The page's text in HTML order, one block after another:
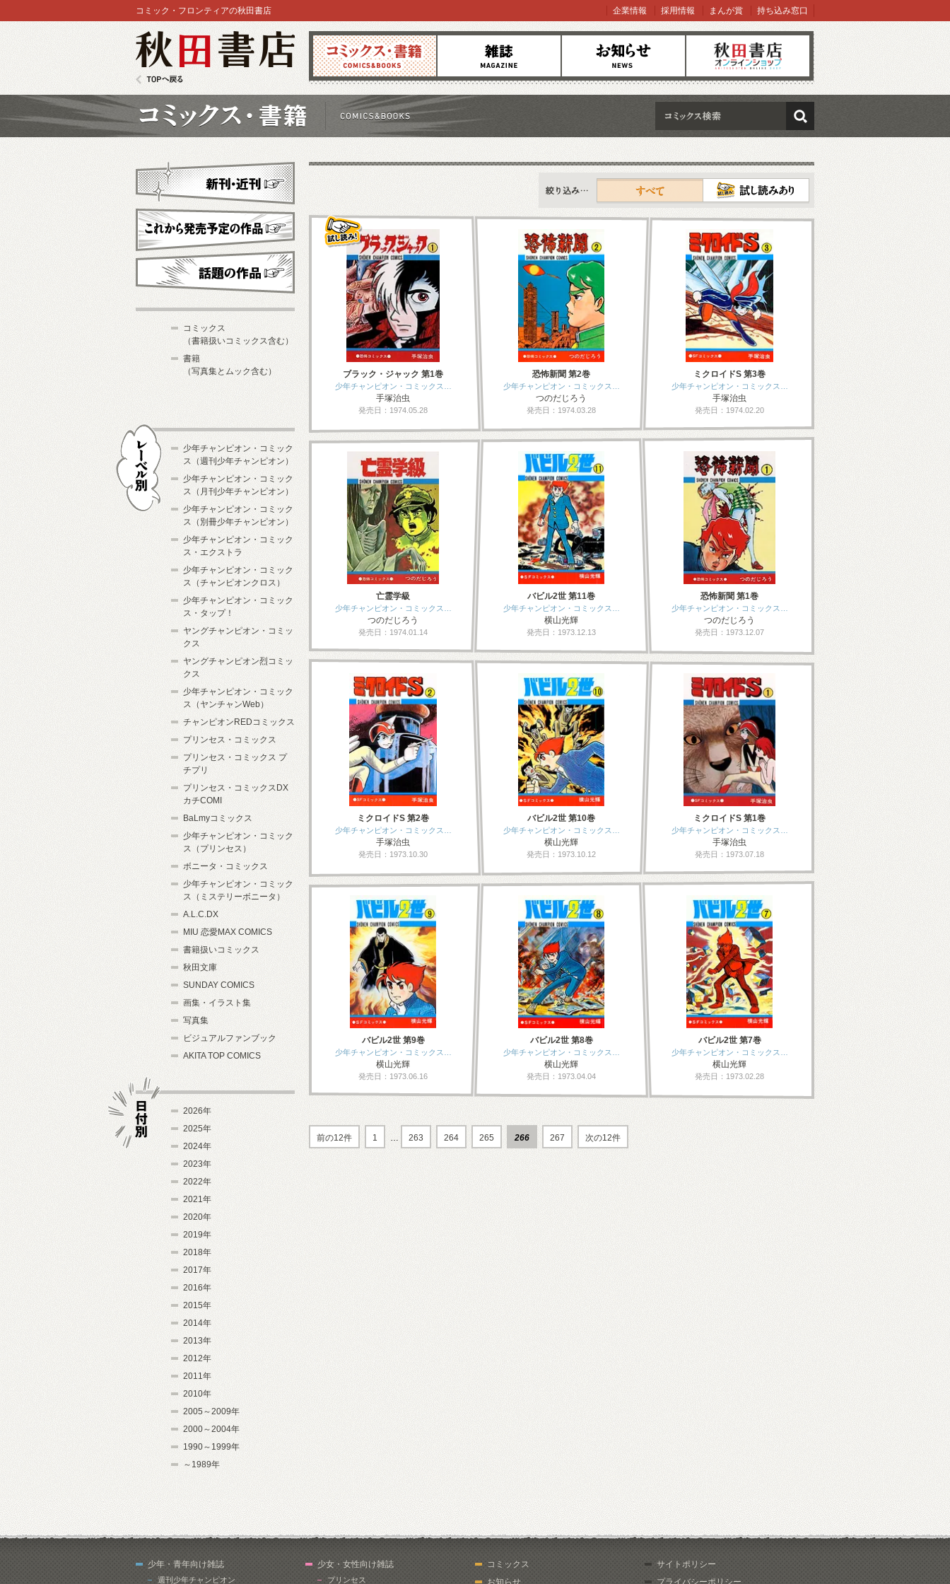
コミックス 雑誌 お知らせ オンラインショップ
コミック・フロンティアの秋田書店 企業情報 採用情報 まんが賞 持ち込み窓口
検索
新刊情報
すべて
ブラック・ジャック 第1巻
少年チャンピオン・コミックス…
手塚治虫
発売日：1974.05.28
恐怖新聞 第2巻
少年チャンピオン・コミックス…
つのだじろう
発売日：1974.03.28
ミクロイドS 第3巻
少年チャンピオン・コミックス…
手塚治虫
発売日：1974.02.20
亡霊学級
少年チャンピオン・コミックス…
つのだじろう
発売日：1974.01.14
バビル2世 第11巻
少年チャンピオン・コミックス…
横山光輝
発売日：1973.12.13
恐怖新聞 第1巻
少年チャンピオン・コミックス…
つのだじろう
発売日：1973.12.07
ミクロイドS 第2巻
少年チャンピオン・コミックス…
手塚治虫
発売日：1973.10.30
バビル2世 第10巻
少年チャンピオン・コミックス…
横山光輝
発売日：1973.10.12
ミクロイドS 第1巻
少年チャンピオン・コミックス…
手塚治虫
発売日：1973.07.18
バビル2世 第9巻
少年チャンピオン・コミックス…
横山光輝
発売日：1973.06.16
バビル2世 第8巻
少年チャンピオン・コミックス…
横山光輝
発売日：1973.04.04
バビル2世 第7巻
少年チャンピオン・コミックス…
横山光輝
発売日：1973.02.28
前の12件 1 … 263 264 265 266 267 次の12件
新刊・近刊
これから発売予定
コミックス
（書籍扱いコミックス含む）
書籍
（写真集とムック含む）
少年チャンピオン・コミック
ス（週刊少年チャンピオン）
少年チャンピオン・コミック
ス（月刊少年チャンピオン）
少年チャンピオン・コミック
ス（別冊少年チャンピオン）
少年チャンピオン・コミック
ス・エクストラ
少年チャンピオン・コミック
ス（チャンピオンクロス）
少年チャンピオン・コミック
ス・タップ！
ヤングチャンピオン・コミッ
クス
ヤングチャンピオン烈コミッ
クス
少年チャンピオン・コミック
ス（ヤンチャンWeb）
チャンピオンREDコミックス
プリンセス・コミックス
プリンセス・コミックス プ
チプリ
プリンセス・コミックスDX
カチCOMI
BaLmyコミックス
少年チャンピオン・コミック
ス（プリンセス）
ボニータ・コミックス
少年チャンピオン・コミック
ス（ミステリーボニータ）
A.L.C.DX
MIU 恋愛MAX COMICS
書籍扱いコミックス
秋田文庫
SUNDAY COMICS
画集・イラスト集
写真集
ビジュアルファンブック
AKITA TOP COMICS
2026年
2025年
2024年
2023年
2022年
2021年
2020年
2019年
2018年
2017年
2016年
2015年
2014年
2013年
2012年
2011年
2010年
2005～2009年
2000～2004年
1990～1999年
～1989年
少年・青年向け雑誌
週刊少年チャンピオン
少女・女性向け雑誌
プリンセス
コミックス
お知らせ
サイトポリシー
プライバシーポリシー